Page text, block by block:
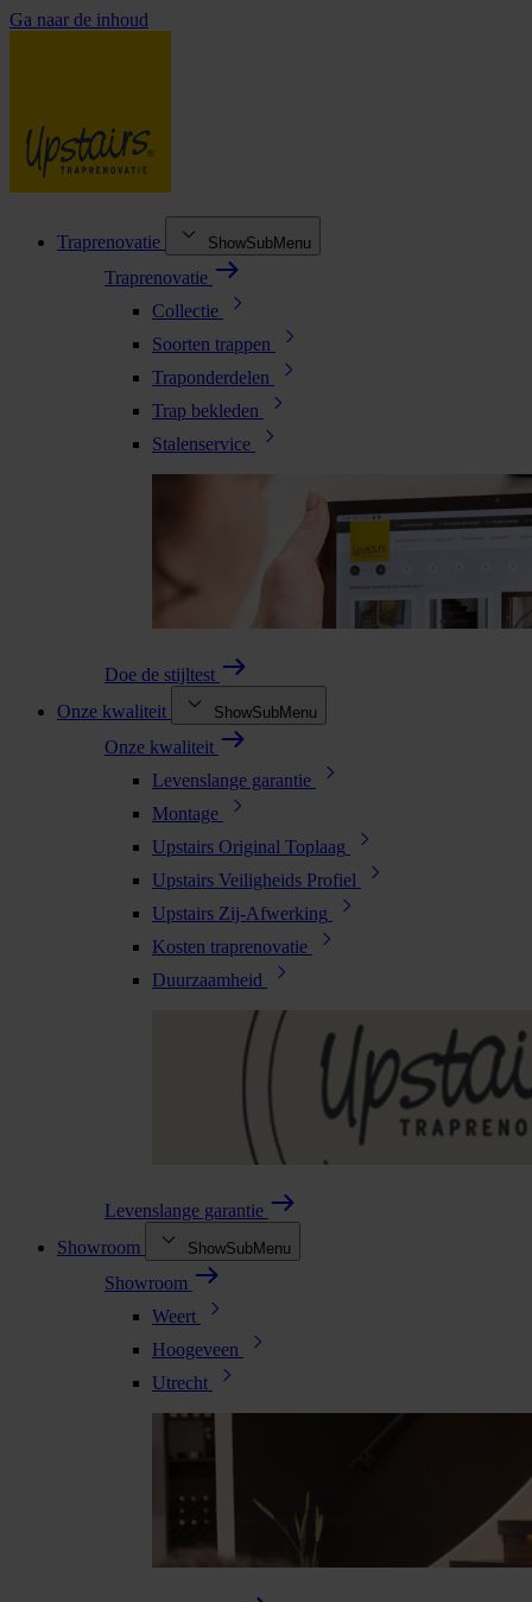
Ga naar de inhoud
Traprenovatie ShowSubMenu
Traprenovatie
Collectie
Soorten trappen
Traponderdelen
Trap bekleden
Stalenservice
Doe de stijltest
Onze kwaliteit
ShowSubMenu
Onze kwaliteit
Levenslange garantie
Montage
Upstairs Original Toplaag
Upstairs Veiligheids Profiel
Upstairs Zij-Afwerking
Kosten traprenovatie
Duurzaamheid
Levenslange garantie
Showroom
ShowSubMenu
Showroom
Weert
Hoogeveen
Utrecht